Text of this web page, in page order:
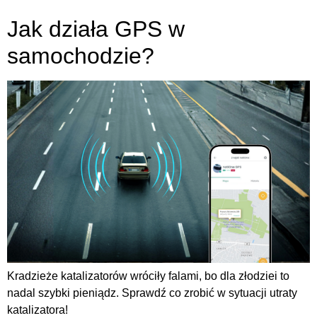
Jak działa GPS w
samochodzie?
Kradzieże katalizatorów wróciły falami, bo dla złodziei to
nadal szybki pieniądz. Sprawdź co zrobić w sytuacji utraty
katalizatora!